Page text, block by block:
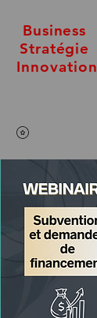
Business
Stratégie
Innovation